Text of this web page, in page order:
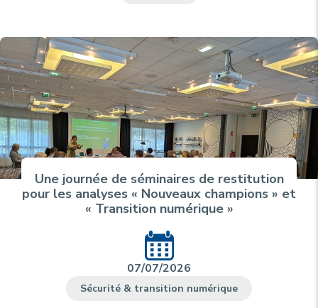
Une journée de séminaires de restitution
pour les analyses « Nouveaux champions » et
« Transition numérique »
07/07/2026
Sécurité & transition numérique